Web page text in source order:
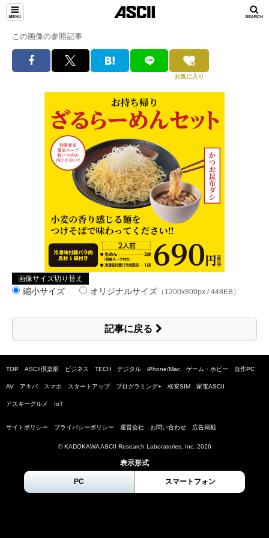
この画像の参照記事
お気に入り
画像サイズ切り替え
縮小サイズ オリジナルサイズ （1200x800px / 448KB）
記事に戻る
TOP ASCII倶楽部 ビジネス TECH デジタル iPhone/Mac ゲーム・ホビー 自作PC
AV アキバ スマホ スタートアップ プログラミング+ 格安SIM 家電ASCII
アスキーグルメ IoT
サイトポリシー プライバシーポリシー 運営会社 お問い合わせ 広告掲載
© KADOKAWA ASCII Research Laboratories, Inc. 2026
表示形式
PC スマートフォン